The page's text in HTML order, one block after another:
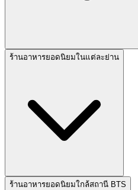
ร้านอาหารยอดนิยมในแต่ละย่าน
ร้านอาหารยอดนิยมใกล้สถานี BTS